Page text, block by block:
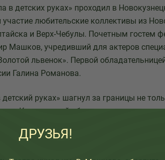
в детских руках» проходил в
любительские коллективы из
и Верх-Чебулы. Почетным гостем
Машков, учредивший для актеров
львенок». Первой
Галина Романова.
руках» шагнул за границы не
Кемеровской области проводился в
В нем приняли участие
Междуреченск), Болгарии, Сербии.
ДРУЗЬЯ!